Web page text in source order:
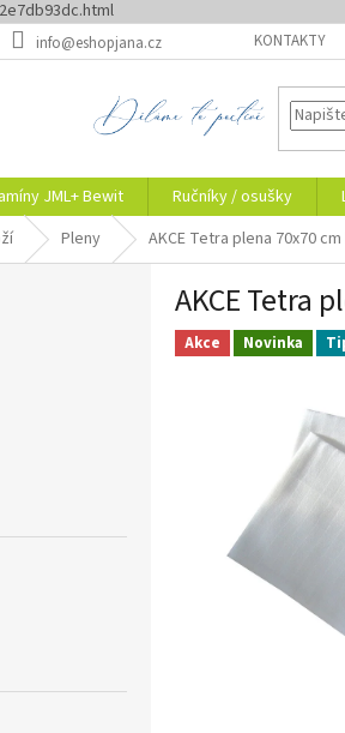
info@eshopjana.cz KONTAKTY
JML+ Bewit Ručníky / osušky
Pleny AKCE Tetra plena 70x70
AKCE Tetra
Akce Novinka